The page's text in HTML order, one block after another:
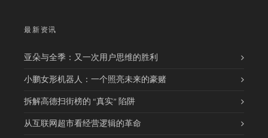
最新资讯
亚朵与全季：又一次用户思维的胜利
小鹏女形机器人：一个照亮未来的豪赌
拆解高德扫街榜的 “真实” 陷阱
从互联网超市看经营逻辑的革命